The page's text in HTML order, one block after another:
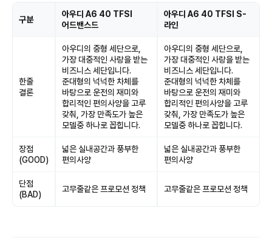
구분
아우디 A6 40 TFSI
어드밴스드
아우디 A6 40 TFSI S-
라인
한줄
결론
아우디의 중형 세단으로,
가장 대중적인 사랑을 받는
비즈니스 세단입니다.
준대형의 넉넉한 차체를
바탕으로 운전의 재미와
합리적인 편의사양을 고루
갖춰, 가장 만족도가 높은
모델중 하나로 꼽힙니다.
아우디의 중형 세단으로,
가장 대중적인 사랑을 받는
비즈니스 세단입니다.
준대형의 넉넉한 차체를
바탕으로 운전의 재미와
합리적인 편의사양을 고루
갖춰, 가장 만족도가 높은
모델중 하나로 꼽힙니다.
장점
(GOOD)
넓은 실내공간과 풍부한
편의사양
넓은 실내공간과 풍부한
편의사양
단점
(BAD)
고무줄같은 프로모션 정책 고무줄같은 프로모션 정책